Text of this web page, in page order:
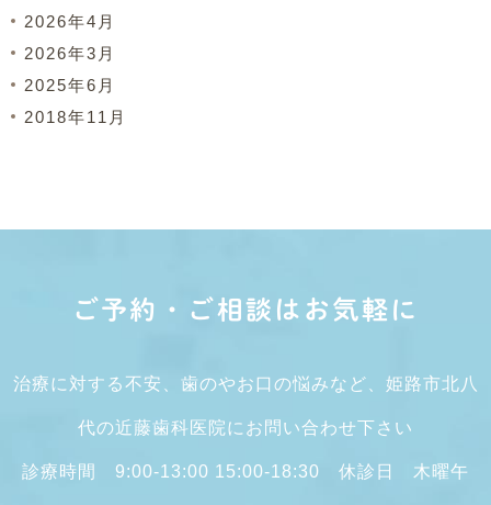
2026年4月
2026年3月
2025年6月
2018年11月
ご予約・ご相談はお気軽に
治療に対する不安、歯のやお口の悩みなど、姫路市北八
代の近藤歯科医院にお問い合わせ下さい
診療時間 9:00-13:00 15:00-18:30 休診日 木曜午